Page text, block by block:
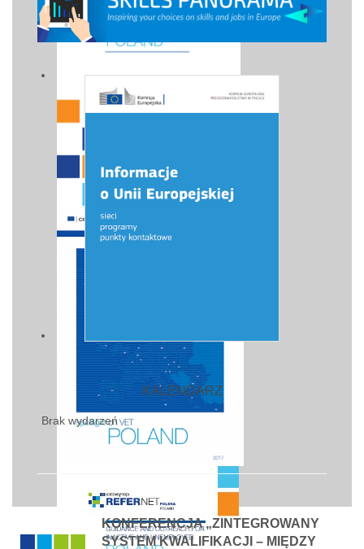
KALENDARZ
Brak wydarzeń
KONFERENCJA „ZINTEGROWANY
SYSTEM KWALIFIKACJI – MIĘDZY